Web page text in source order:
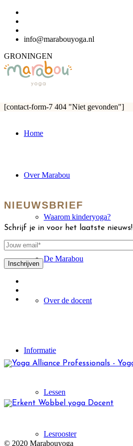
info@marabouyoga.nl
GRONINGEN
Home
Over Marabou
Waarom kinderyoga?
De Marabou
Over de docent
Informatie
Lessen
Lesrooster
[contact-form-7 404 "Niet gevonden"]
NIEUWSBRIEF
Schrijf je in voor het laatste nieuws!
© 2020 Marabouyoga